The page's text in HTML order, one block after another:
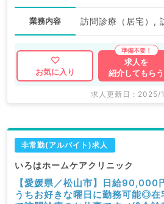
業務内容 訪問診療（居宅）,
お気に入り
求人を
紹介してもらう
求人更新日 : 2025/
非常勤(アルバイト)求人
いろはホームケアクリニック
【愛媛県／松山市】日給
うちお好きな曜日に勤務可能◎在